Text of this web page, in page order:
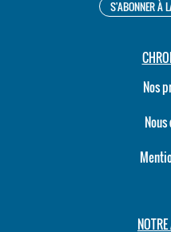
Nos